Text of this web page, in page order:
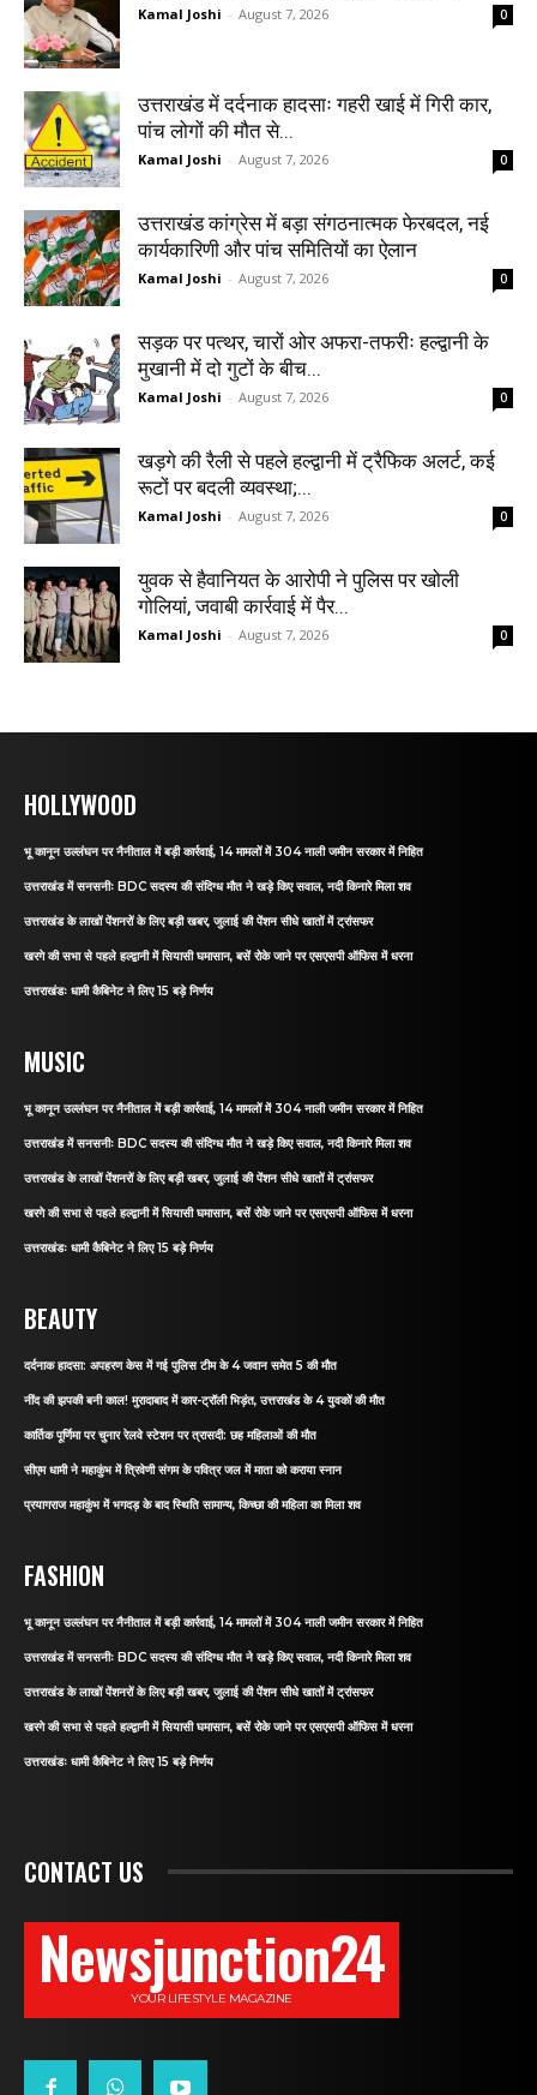
Kamal Joshi - August 7, 2026 0
उत्तराखंड में दर्दनाक हादसाः गहरी खाई में गिरी कार,
पांच लोगों की मौत से...
Kamal Joshi - August 7, 2026 0
उत्तराखंड कांग्रेस में बड़ा संगठनात्मक फेरबदल, नई
कार्यकारिणी और पांच समितियों का ऐलान
Kamal Joshi - August 7, 2026 0
सड़क पर पत्थर, चारों ओर अफरा-तफरीः हल्द्वानी के
मुखानी में दो गुटों के बीच...
Kamal Joshi - August 7, 2026 0
खड़गे की रैली से पहले हल्द्वानी में ट्रैफिक अलर्ट, कई
रूटों पर बदली व्यवस्था;...
Kamal Joshi - August 7, 2026 0
युवक से हैवानियत के आरोपी ने पुलिस पर खोली
गोलियां, जवाबी कार्रवाई में पैर...
Kamal Joshi - August 7, 2026 0
HOLLYWOOD
भू कानून उल्लंघन पर नैनीताल में बड़ी कार्रवाई, 14 मामलों में 304 नाली जमीन सरकार में निहित
उत्तराखंड में सनसनीः BDC सदस्य की संदिग्ध मौत ने खड़े किए सवाल, नदी किनारे मिला शव
उत्तराखंड के लाखों पेंशनरों के लिए बड़ी खबर, जुलाई की पेंशन सीधे खातों में ट्रांसफर
खरगे की सभा से पहले हल्द्वानी में सियासी घमासान, बसें रोके जाने पर एसएसपी ऑफिस में धरना
उत्तराखंडः धामी कैबिनेट ने लिए 15 बड़े निर्णय
MUSIC
भू कानून उल्लंघन पर नैनीताल में बड़ी कार्रवाई, 14 मामलों में 304 नाली जमीन सरकार में निहित
उत्तराखंड में सनसनीः BDC सदस्य की संदिग्ध मौत ने खड़े किए सवाल, नदी किनारे मिला शव
उत्तराखंड के लाखों पेंशनरों के लिए बड़ी खबर, जुलाई की पेंशन सीधे खातों में ट्रांसफर
खरगे की सभा से पहले हल्द्वानी में सियासी घमासान, बसें रोके जाने पर एसएसपी ऑफिस में धरना
उत्तराखंडः धामी कैबिनेट ने लिए 15 बड़े निर्णय
BEAUTY
दर्दनाक हादसा: अपहरण केस में गई पुलिस टीम के 4 जवान समेत 5 की मौत
नींद की झपकी बनी काल! मुरादाबाद में कार-ट्रॉली भिड़ंत, उत्तराखंड के 4 युवकों की मौत
कार्तिक पूर्णिमा पर चुनार रेलवे स्टेशन पर त्रासदी: छह महिलाओं की मौत
सीएम धामी ने महाकुंभ में त्रिवेणी संगम के पवित्र जल में माता को कराया स्नान
प्रयागराज महाकुंभ में भगदड़ के बाद स्थिति सामान्य, किच्छा की महिला का मिला शव
FASHION
भू कानून उल्लंघन पर नैनीताल में बड़ी कार्रवाई, 14 मामलों में 304 नाली जमीन सरकार में निहित
उत्तराखंड में सनसनीः BDC सदस्य की संदिग्ध मौत ने खड़े किए सवाल, नदी किनारे मिला शव
उत्तराखंड के लाखों पेंशनरों के लिए बड़ी खबर, जुलाई की पेंशन सीधे खातों में ट्रांसफर
खरगे की सभा से पहले हल्द्वानी में सियासी घमासान, बसें रोके जाने पर एसएसपी ऑफिस में धरना
उत्तराखंडः धामी कैबिनेट ने लिए 15 बड़े निर्णय
CONTACT US
Newsjunction24
YOUR LIFESTYLE MAGAZINE